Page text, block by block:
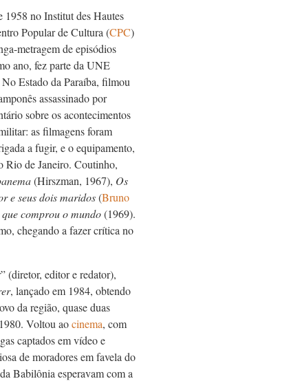
1958 no Institut des Hautes
Popular de Cultura (CPC)
metragem de episódios
ano, fez parte da UNE
Estado da Paraíba, filmou
assassinado por
sobre os acontecimentos
as filmagens foram
a fugir, e o equipamento,
Rio de Janeiro. Coutinho,
(Hirszman, 1967), Os
e seus dois maridos(Bruno
comprou o mundo(1969).
chegando a fazer crítica no
(diretor, editor e redator),
, lançado em 1984, obtendo
da região, quase duas
Voltou aocinema, com
captados em vídeo e
de moradores em favela do
Babilônia esperavam com a